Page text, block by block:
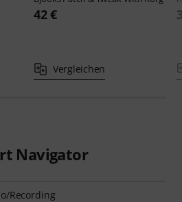
42 €
Vergleichen
Navigator
Recording